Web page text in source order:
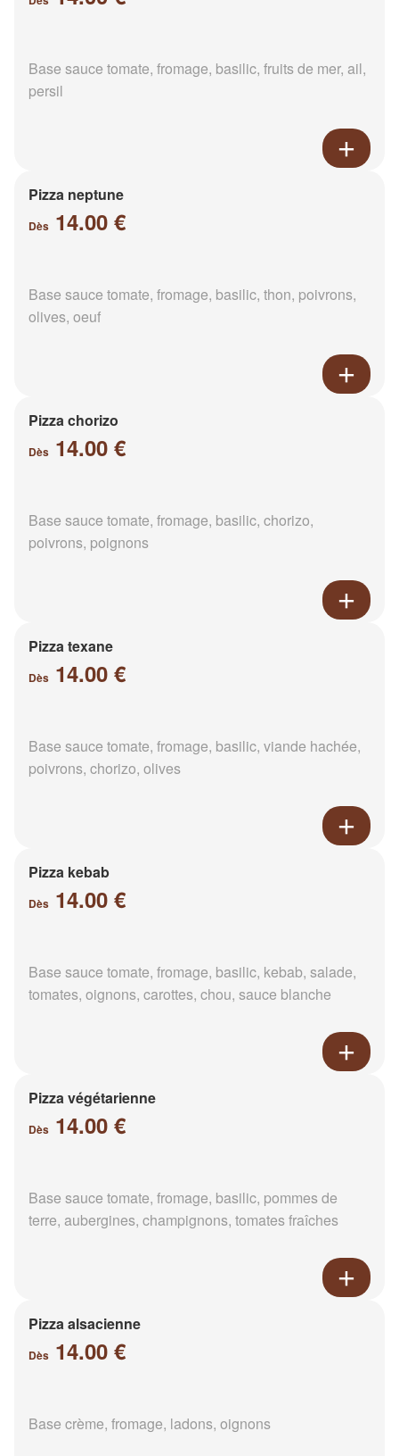
Base sauce tomate, fromage, basilic, fruits de mer, ail,
persil
Pizza neptune
Dès 14.00 €
Base sauce tomate, fromage, basilic, thon, poivrons,
olives, oeuf
Pizza chorizo
Dès 14.00 €
Base sauce tomate, fromage, basilic, chorizo,
poivrons, poignons
Pizza texane
Dès 14.00 €
Base sauce tomate, fromage, basilic, viande hachée,
poivrons, chorizo, olives
Pizza kebab
Dès 14.00 €
Base sauce tomate, fromage, basilic, kebab, salade,
tomates, oignons, carottes, chou, sauce blanche
Pizza végétarienne
Dès 14.00 €
Base sauce tomate, fromage, basilic, pommes de
terre, aubergines, champignons, tomates fraîches
Pizza alsacienne
Dès 14.00 €
Base crème, fromage, ladons, oignons